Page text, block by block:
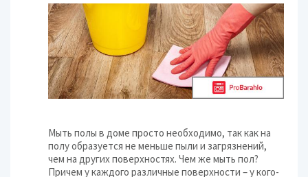
Мыть полы в доме просто необходимо, так как на
полу образуется не меньше пыли и загрязнений,
чем на других поверхностях. Чем же мыть пол?
Причем у каждого различные поверхности – у кого-